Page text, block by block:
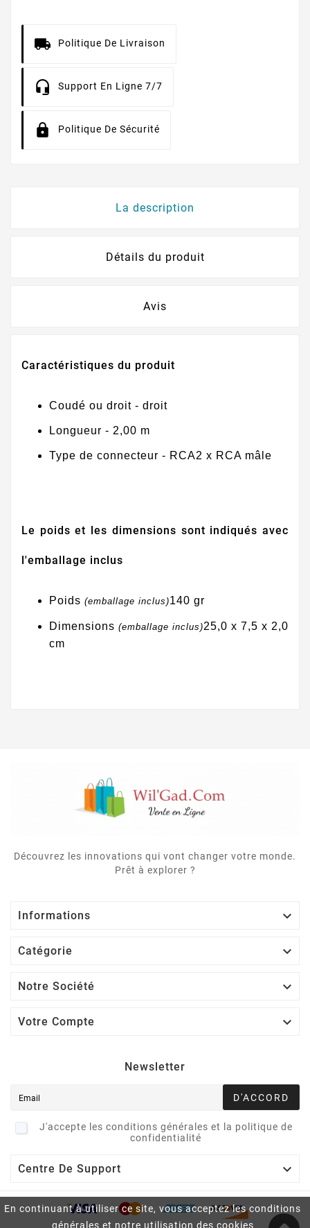
En continuant à utiliser ce site, vous acceptez les conditions
générales et notre utilisation des cookies
Politique De Livraison
Support En Ligne 7/7
Politique De Sécurité
La description
Détails du produit
Avis
Caractéristiques du produit
Coudé ou droit - droit
Longueur - 2,00 m
Type de connecteur - RCA2 x RCA mâle
Le poids et les dimensions sont indiqués avec
l'emballage inclus
Poids (emballage inclus)140 gr
Dimensions (emballage inclus)25,0 x 7,5 x 2,0
cm
Découvrez les innovations qui vont changer votre monde.
Prêt à explorer ?
Informations 
Catégorie 
Notre Société 
Votre Compte 
Newsletter
D'ACCORD
J'accepte les conditions générales et la politique de
confidentialité
Centre De Support 